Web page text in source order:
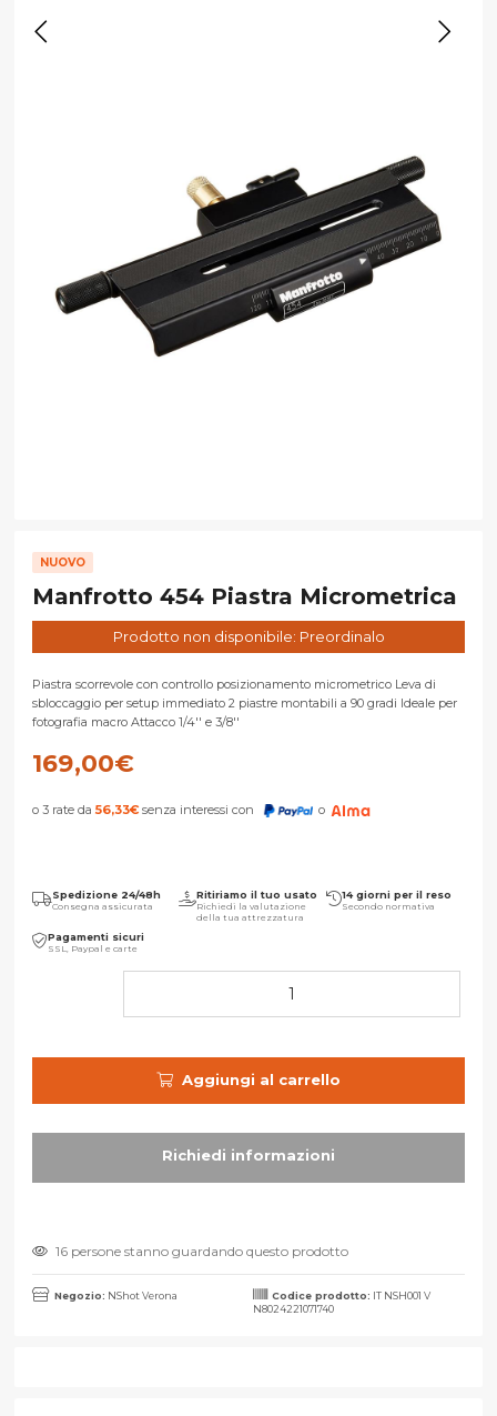
NUOVO
Manfrotto 454 Piastra Micrometrica
Prodotto non disponibile: Preordinalo
Piastra scorrevole con controllo posizionamento micrometrico Leva di
sbloccaggio per setup immediato 2 piastre montabili a 90 gradi Ideale per
fotografia macro Attacco 1/4'' e 3/8''
169,00€
o 3 rate da 56,33€ senza interessi con o
Spedizione 24/48h
Consegna assicurata
Ritiriamo il tuo usato
Richiedi la valutazione
della tua attrezzatura
14 giorni per il reso
Secondo normativa
Pagamenti sicuri
SSL, Paypal e carte
Aggiungi al carrello
16 persone stanno guardando questo prodotto
Negozio: NShot Verona Codice prodotto: IT NSH001 V
N8024221071740